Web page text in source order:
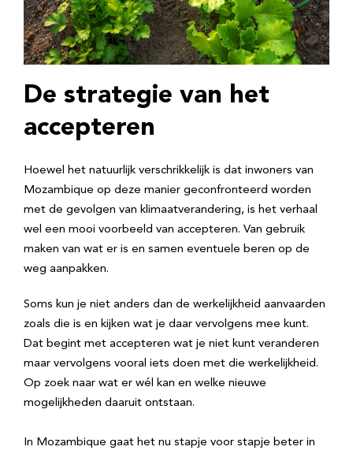
De strategie van het
accepteren
Hoewel het natuurlijk verschrikkelijk is dat inwoners van
Mozambique op deze manier geconfronteerd worden
met de gevolgen van klimaatverandering, is het verhaal
wel een mooi voorbeeld van accepteren. Van gebruik
maken van wat er is en samen eventuele beren op de
weg aanpakken.
Soms kun je niet anders dan de werkelijkheid aanvaarden
zoals die is en kijken wat je daar vervolgens mee kunt.
Dat begint met accepteren wat je niet kunt veranderen
maar vervolgens vooral iets doen met die werkelijkheid.
Op zoek naar wat er wél kan en welke nieuwe
mogelijkheden daaruit ontstaan.
In Mozambique gaat het nu stapje voor stapje beter in